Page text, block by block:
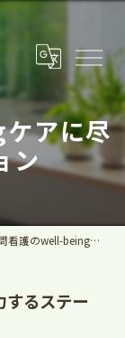
アに尽
ン
のwell-beingケアに尽力するステーション
るステー